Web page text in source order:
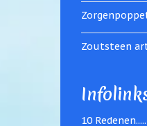
Zoutsteen
10 Redenen.....